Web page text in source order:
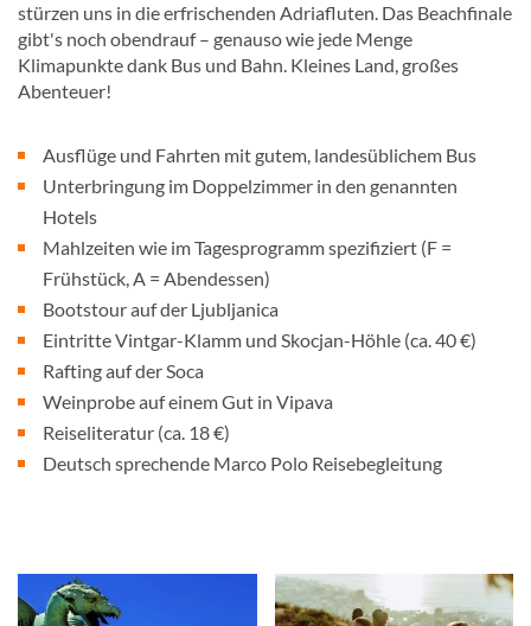
stürzen uns in die erfrischenden Adriafluten. Das Beachfinale
gibt's noch obendrauf – genauso wie jede Menge
Klimapunkte dank Bus und Bahn. Kleines Land, großes
Abenteuer!
Ausflüge und Fahrten mit gutem, landesüblichem Bus
Unterbringung im Doppelzimmer in den genannten
Hotels
Mahlzeiten wie im Tagesprogramm spezifiziert (F =
Frühstück, A = Abendessen)
Bootstour auf der Ljubljanica
Eintritte Vintgar-Klamm und Skocjan-Höhle (ca. 40 €)
Rafting auf der Soca
Weinprobe auf einem Gut in Vipava
Reiseliteratur (ca. 18 €)
Deutsch sprechende Marco Polo Reisebegleitung